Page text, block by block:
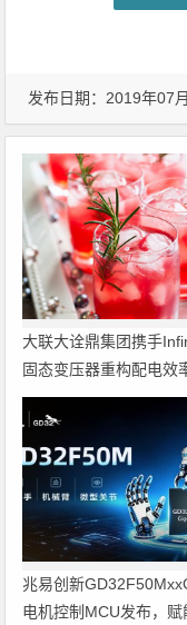
发布日期：2019年07
大联大诠鼎集团携手
固态变压器重构配电效
兆易创新
电机控制MCU发布，赋